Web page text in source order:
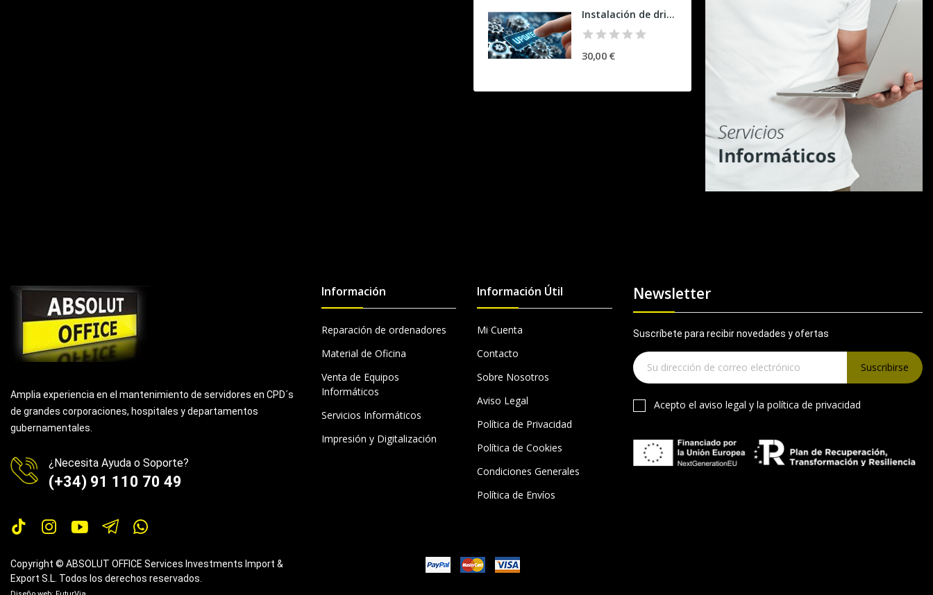
Instalación de drivers y actualizaciones
30,00 €
Amplia experiencia en el mantenimiento de servidores en CPD´s
de grandes corporaciones, hospitales y departamentos
gubernamentales.
¿Necesita Ayuda o Soporte?
(+34) 91 110 70 49
Información
Reparación de ordenadores
Material de Oficina
Venta de Equipos
Informáticos
Servicios Informáticos
Impresión y Digitalización
Información Útil
Mi Cuenta
Contacto
Sobre Nosotros
Aviso Legal
Política de Privacidad
Política de Cookies
Condiciones Generales
Política de Envíos
Newsletter
Suscríbete para recibir novedades y ofertas
Suscribirse
Acepto el aviso legal y la política de privacidad
Copyright © ABSOLUT OFFICE Services Investments Import &
Export S.L. Todos los derechos reservados.